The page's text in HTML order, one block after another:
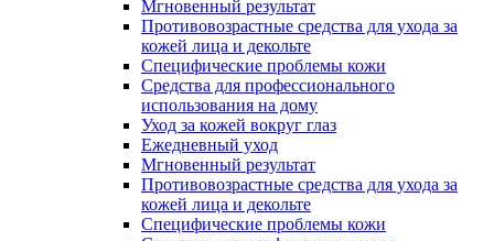
Мгновенный результат
Противовозрастные средства для ухода за
кожей лица и декольте
Специфические проблемы кожи
Средства для профессионального
использования на дому
Уход за кожей вокруг глаз
Ежедневный уход
Мгновенный результат
Противовозрастные средства для ухода за
кожей лица и декольте
Специфические проблемы кожи